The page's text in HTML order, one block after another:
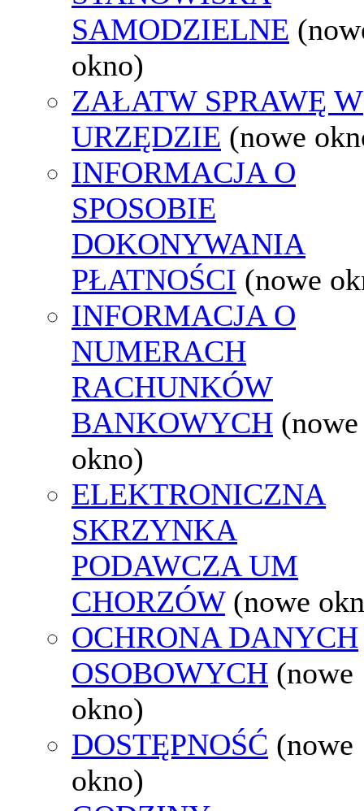
SAMODZIELNE
okno)
ZAŁATW SPRAWĘ W
URZĘDZIE (nowe
INFORMACJA O
SPOSOBIE
DOKONYWANIA
PŁATNOŚCI (nowe
INFORMACJA O
NUMERACH
RACHUNKÓW
BANKOWYCH (nowe
okno)
ELEKTRONICZNA
SKRZYNKA
PODAWCZA UM
CHORZÓW (nowe
OCHRONA DANYCH
OSOBOWYCH (nowe
okno)
DOSTĘPNOŚĆ (nowe
okno)